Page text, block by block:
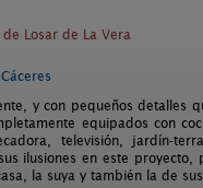
de Losar de La Vera
y con pequeños detalles
equipados con
televisión, jardín-
ilusiones en este proyecto,
la suya y también la de sus